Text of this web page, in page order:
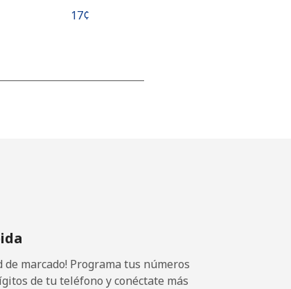
⁦17¢⁩
-
de marcado! Programa tus números
de tu teléfono y conéctate más